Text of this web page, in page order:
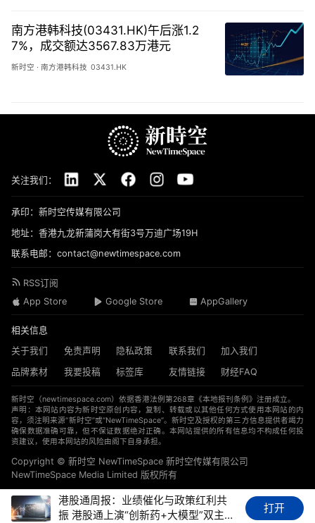
南方港韩科技(03431.HK)午后涨1.2
7%，成交额达3567.83万港元
新时空 ·南方港韩科技 03431.HK
关注我们：
承印：新时空传媒有限公司
地址：香港九龙新蒲岗大有街3号万迪广场19H
联系电邮：contact@newtimespace.com
RSS订阅
App Store
Google Store AppGallery
相关信息
关于我们
免责声明 隐私政策 联系我们
加入我们
品牌素材
我要投稿 标签库 友情链接 财经FAQ
新时空（newtimespace.com）依据香港法例第268章《本地报刊条例》注册成立。
声明：本网站内容为新时空原创内容，复制、转载或以其他任何方式使用本网站的内
容，须注明来源“新时空”或“NewTimeSpace”。新时空及授权的第三方信息提供者竭力
确保数据准确可靠，但不保证数据绝对正确。本网站提供的所有信息均不构成任何投
资建议，使用本网站的风险由阁下自身承担。
Copyright © 新时空 ‌NewTimeSpace 新时空传媒有限公司
NewTimeSpace Media Limited 版权所有
港股通周报：业绩催化与政策红利共
振 港股通上演“创新药+大模型”双主
打开